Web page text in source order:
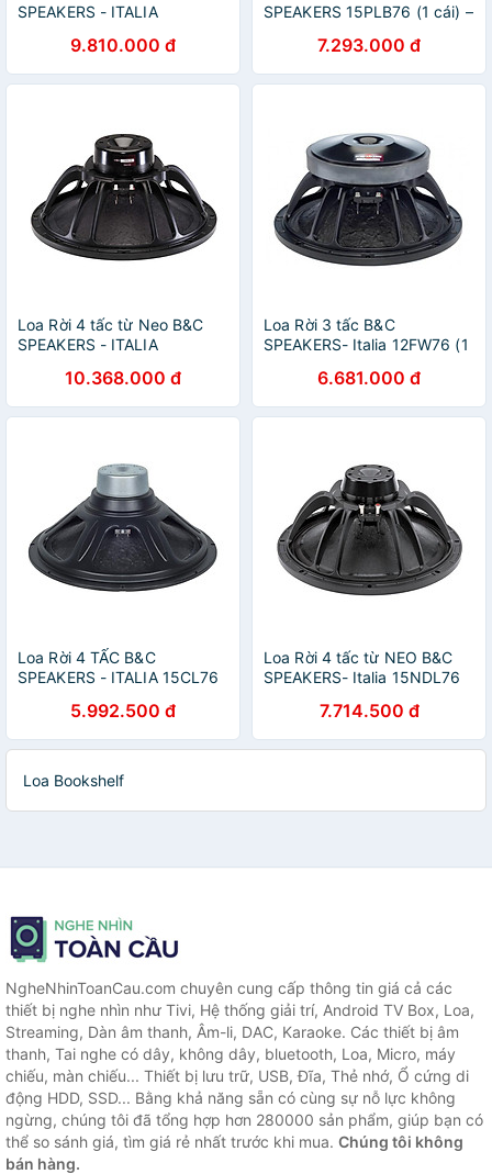
SPEAKERS - ITALIA
Chính Hãng9.810.000 đ
SPEAKERS 15PLB76 (1 cái) –
7.293.000 đ
Loa Rời 4 tấc từ Neo B&C
SPEAKERS - ITALIA
Chính Hãng10.368.000 đ
Loa Rời 3 tấc B&C
SPEAKERS- Italia 12FW76 (1
6.681.000 đ
Loa Rời 4 TẤC B&C
SPEAKERS - ITALIA 15CL76
5.992.500 đ
Loa Rời 4 tấc từ NEO B&C
SPEAKERS- Italia 15NDL76
7.714.500 đ
Loa Bookshelf
NgheNhinToanCau.com chuyên cung cấp thông tin giá cả các
thiết bị nghe nhìn như Tivi, Hệ thống giải trí, Android TV Box, Loa,
Streaming, Dàn âm thanh, Âm-li, DAC, Karaoke. Các thiết bị âm
thanh, Tai nghe có dây, không dây, bluetooth, Loa, Micro, máy
chiếu, màn chiếu... Thiết bị lưu trữ, USB, Đĩa, Thẻ nhớ, Ổ cứng di
động HDD, SSD... Bằng khả năng sẵn có cùng sự nỗ lực không
ngừng, chúng tôi đã tổng hợp hơn 280000 sản phẩm, giúp bạn có
thể so sánh giá, tìm giá rẻ nhất trước khi mua. Chúng tôi không
bán hàng.